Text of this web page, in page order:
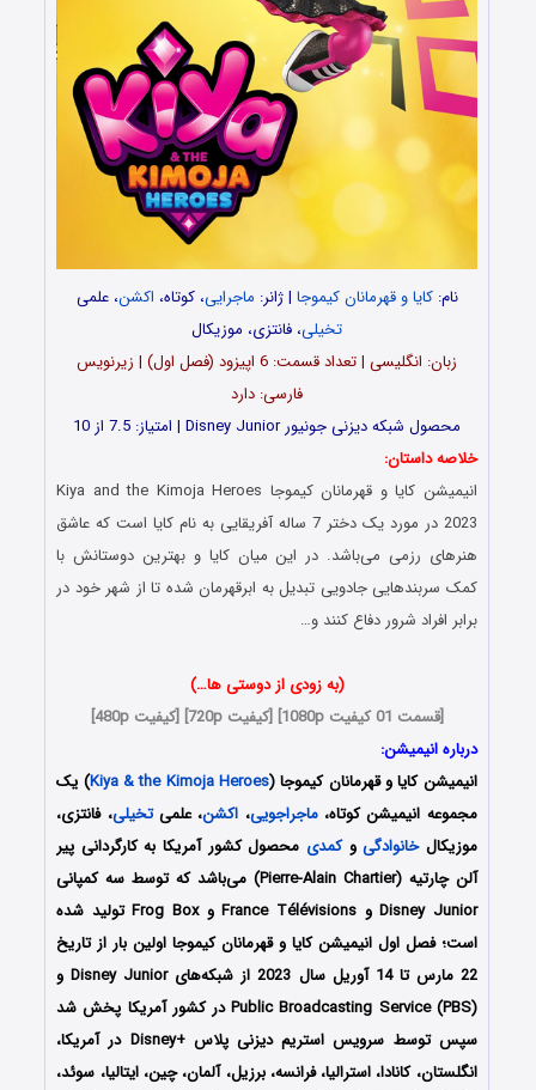
نام:کایا و قهرمانان کیموجا | ژانر: ماجرایی، کوتاه، اکشن، علمی
تخیلی، فانتزی، موزیکال
زبان: انگلیسی | تعداد قسمت‌‌‌: 6 اپیزود (فصل اول) | زیرنویس
فارسی: دارد
محصول شبکه دیزنی جونیور Disney Junior | امتیاز: 7.5 از 10
خلاصه داستان:
انیمیشن کایا و قهرمانان کیموجا Kiya and the Kimoja Heroes
2023 در مورد یک دختر 7 ساله آفریقایی به نام کایا است که عاشق
هنرهای رزمی می‌باشد. در این میان کایا و بهترین دوستانش با
کمک سربندهایی جادویی تبدیل به ابرقهرمان شده تا از شهر خود در
برابر افراد شرور دفاع کنند و…
(به زودی از دوستی ها…)
[قسمت 01 کیفیت 1080p] [کیفیت 720p] [کیفیت 480p]
درباره انیمیشن:
انیمیشنکایا و قهرمانان کیموجا(
Kiya & the Kimoja Heroes) یک
مجموعه انیمیشن کوتاه،ماجراجویی، اکشن، علمیتخیلی، فانتزی،
موزیکالخانوادگیوکمدی محصول کشور آمریکا به کارگردانی پیر
آلن چارتیه (Pierre-Alain Chartier) می‌باشد که توسط سه کمپانی‌
Disney Junior و France Télévisions و Frog Box تولید شده
است؛ فصل اول انیمیشنکایا و قهرمانان کیموجااولین بار از تاریخ
22 مارس تا 14 آوریل سال 2023 از شبکه‌های Disney Junior و
Public Broadcasting Service (PBS) در کشور آمریکا پخش شد
سپس توسط سرویس استریم دیزنی پلاس +Disney در آمریکا،
انگلستان، کانادا، استرالیا، فرانسه، برزیل، آلمان، چین، ایتالیا، سوئد،